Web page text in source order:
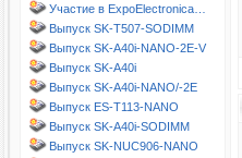
Участие в ExpoElectronica…
Выпуск SK-T507-SODIMM
Выпуск SK-A40i-NANO-2E-V
Выпуск SK-A40i
Выпуск SK-A40i-NANO/-2E
Выпуск ES-T113-NANO
Выпуск SK-A40i-SODIMM
Выпуск SK-NUC906-NANO